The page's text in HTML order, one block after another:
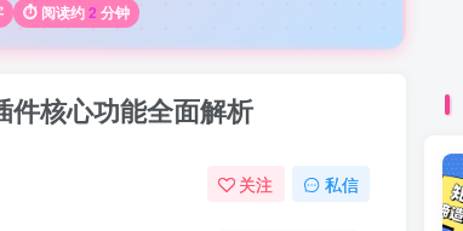
⏱️ 阅读约2 分钟
件核心功能全面解析
关注 私信